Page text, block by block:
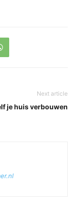
Next article
je huis verbouwen